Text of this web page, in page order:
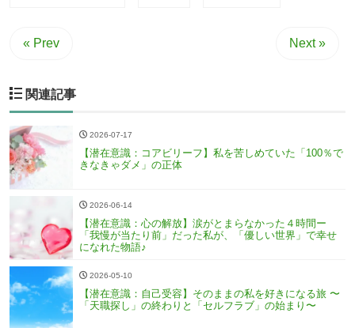
« Prev Next »
関連記事
2026-07-17
【潜在意識：コアビリーフ】私を苦しめていた「100％で
きなきゃダメ」の正体
2026-06-14
【潜在意識：心の解放】涙がとまらなかった４時間ー
「我慢が当たり前」だった私が、「優しい世界」で幸せ
になれた物語♪
2026-05-10
【潜在意識：自己受容】そのままの私を好きになる旅 〜
「天職探し」の終わりと「セルフラブ」の始まり〜